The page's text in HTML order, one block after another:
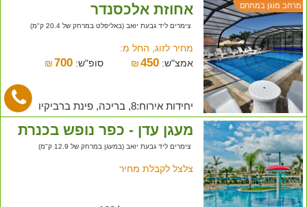
מרחב מוגן במתחם אחוזת אלכסנדר
צימרים ליד גבעת יואב (באליפלט במרחק של 20.4 ק"מ)
מחיר לזוג, החל מ:
אמצ"ש:
₪450 סופ"ש: ₪ 700
יחידות אירוח:8, בריכה, פינת ברביקיו
מעגן עדן - כפר נופש בכנרת
צימרים ליד גבעת יואב (במעגן במרחק של 12.9 ק"מ)
צלצל לקבלת מחיר